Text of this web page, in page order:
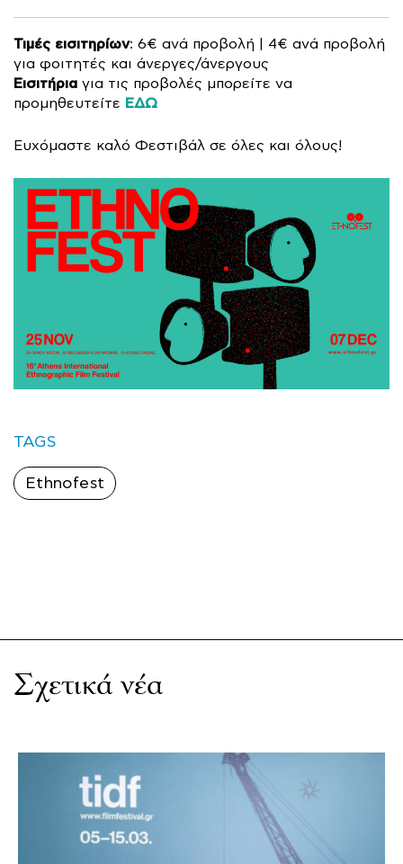
Τιμές εισιτηρίων: 6€ ανά προβολή | 4€ ανά προβολή
για φοιτητές και άνεργες/άνεργους
Εισιτήρια για τις προβολές μπορείτε να
προμηθευτείτε ΕΔΩ
Ευχόμαστε καλό Φεστιβάλ σε όλες και όλους!
TAGS
Ethnofest
Σχετικά νέα